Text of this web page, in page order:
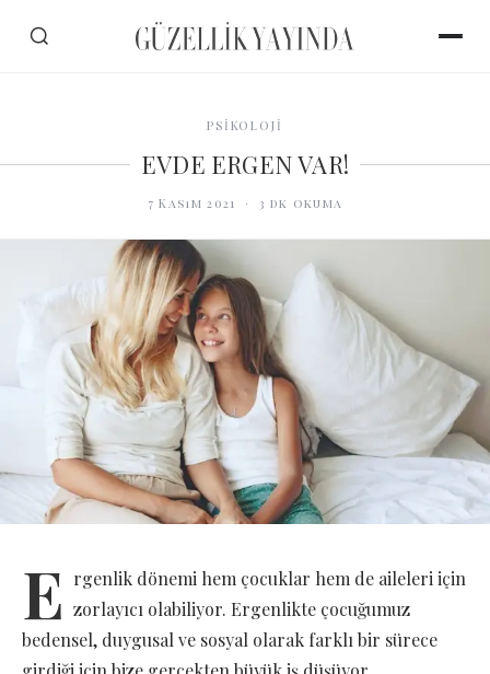
PSİKOLOJİ
EVDE ERGEN VAR!
7 Kasım 2021 ·3 dk okuma
E rgenlik dönemi hem çocuklar hem de aileleri için
zorlayıcı olabiliyor. Ergenlikte çocuğumuz
bedensel, duygusal ve sosyal olarak farklı bir sürece